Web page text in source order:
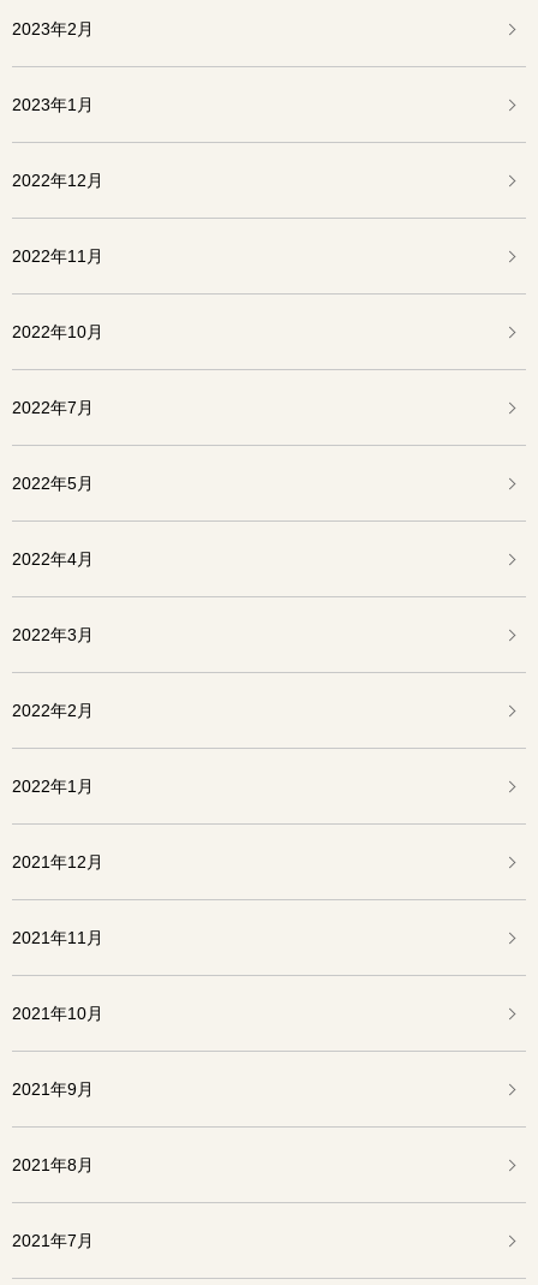
2023年2月
2023年1月
2022年12月
2022年11月
2022年10月
2022年7月
2022年5月
2022年4月
2022年3月
2022年2月
2022年1月
2021年12月
2021年11月
2021年10月
2021年9月
2021年8月
2021年7月